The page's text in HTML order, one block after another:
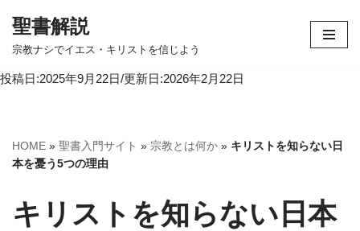
コ
テ
へ
ス
プ
聖書解説
宗教ナシでイエス・キリストを信じよう
投稿日:2025年9月22日/更新日:2026年2月22日
HOME » 聖書入門サイト » 宗教とは何か » キリストを知らない日
本を憂う5つの理由
キリストを知らない日本